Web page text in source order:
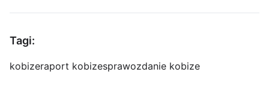
Tagi:
kobizeraport kobizesprawozdanie kobize